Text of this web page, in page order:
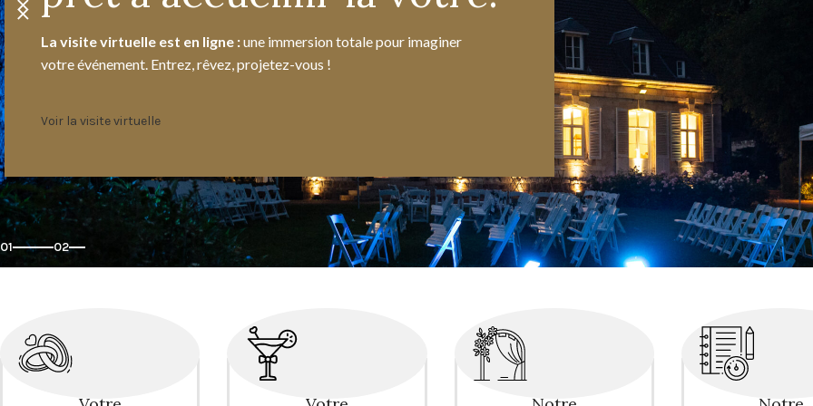
La visite virtuelle est en ligne :une immersion totale pour imaginer
votre événement. Entrez, rêvez, projetez-vous !
Voir la visite virtuelle
01 02